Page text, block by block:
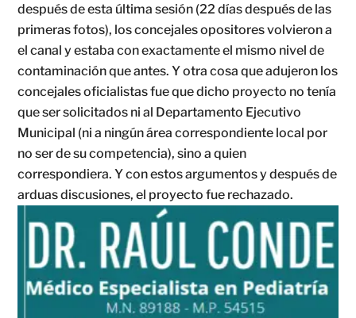
después de esta última sesión (22 días después de las
primeras fotos), los concejales opositores volvieron a
el canal y estaba con exactamente el mismo nivel de
contaminación que antes. Y otra cosa que adujeron los
concejales oficialistas fue que dicho proyecto no tenía
que ser solicitados ni al Departamento Ejecutivo
Municipal (ni a ningún área correspondiente local por
no ser de su competencia), sino a quien
correspondiera. Y con estos argumentos y después de
arduas discusiones, el proyecto fue rechazado.